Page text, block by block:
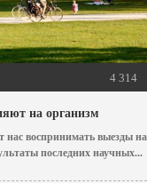
4 314
на организм
нас воспринимать выезды на
последних научных...